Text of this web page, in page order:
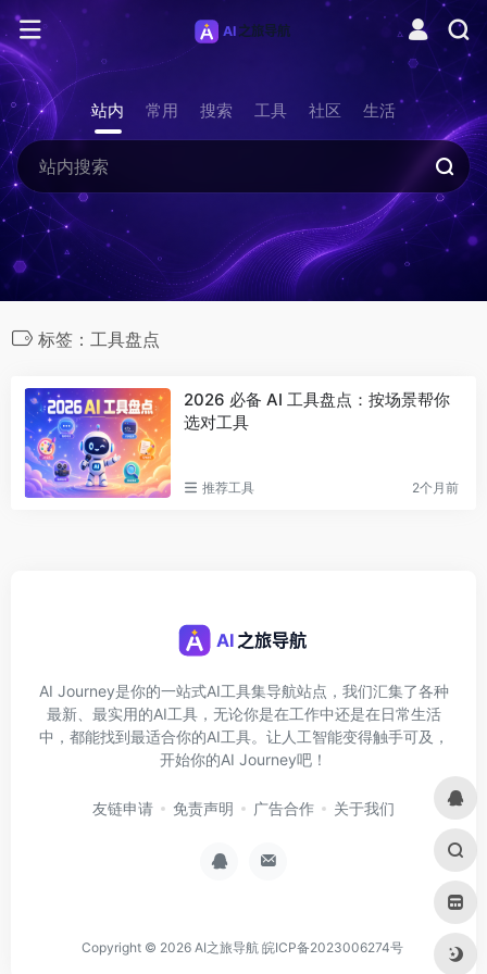
站内 常用 搜索 工具 社区 生活
标签：工具盘点
2026 必备 AI 工具盘点：按场景帮你
选对工具
推荐工具 2个月前
AI Journey是你的一站式AI工具集导航站点，我们汇集了各种
最新、最实用的AI工具，无论你是在工作中还是在日常生活
中，都能找到最适合你的AI工具。让人工智能变得触手可及，
开始你的AI Journey吧！
友链申请 免责声明 广告合作 关于我们
Copyright © 2026 AI之旅导航 皖ICP备2023006274号